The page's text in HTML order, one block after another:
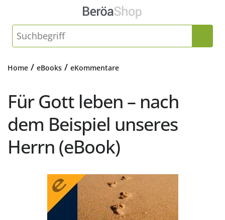
Home / eBooks / eKommentare
Für Gott leben – nach
dem Beispiel unseres
Herrn (eBook)